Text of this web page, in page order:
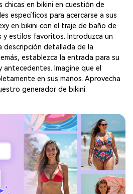
chicas en bikini en cuestión de
específicos para acercarse a sus
en bikini con el traje de baño de
y estilos favoritos. Introduzca un
descripción detallada de la
establezca la entrada para su
Imagine que el
en sus manos. Aprovecha
generador de bikini.